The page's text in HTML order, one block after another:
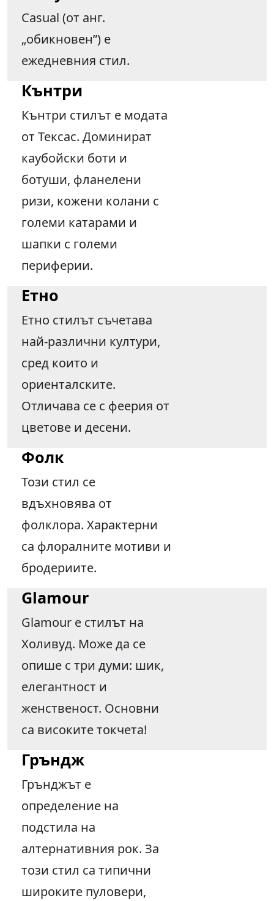
Casual (от анг.
„обикновен”) е
ежедневния стил.
Кънтри
Кънтри стилът е модата
от Тексас. Доминират
каубойски боти и
ботуши, фланелени
ризи, кожени колани с
големи катарами и
шапки с големи
периферии.
Етно
Етно стилът съчетава
най-различни култури,
сред които и
ориенталските.
Отличава се с феерия от
цветове и десени.
Фолк
Този стил се
вдъхновява от
фолклора. Характерни
са флоралните мотиви и
бродериите.
Glamour
Glamour е стилът на
Холивуд. Може да се
опише с три думи: шик,
елегантност и
женственост. Основни
са високите токчета!
Гръндж
Грънджът е
определение на
подстила на
алтернативния рок. За
този стил са типични
широките пуловери,